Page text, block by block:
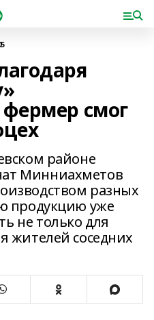
смог
районе
Минниахметов
разных
продукцию уже
не только для
жителей соседних